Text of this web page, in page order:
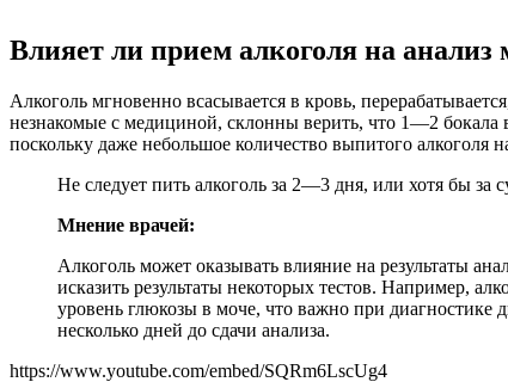
Влияет ли прием алкоголя на анализ
Алкоголь мгновенно всасывается в кровь,
незнакомые с медициной, склонны верить, что 1—2 бокала
поскольку даже небольшое количество выпитого алкоголя
Не следует пить алкоголь за 2—3 дня, или хотя бы за
Мнение врачей:
Алкоголь может оказывать влияние на результаты
исказить результаты некоторых тестов. Например,
уровень глюкозы в моче, что важно при диагностике
несколько дней до сдачи анализа.
https://www.youtube.com/embed/SQRm6LscUg4